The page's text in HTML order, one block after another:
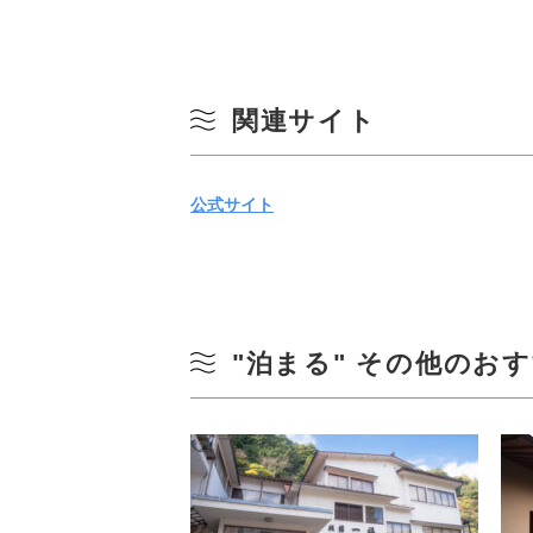
関連サイト
公式サイト
"泊まる" その他のお